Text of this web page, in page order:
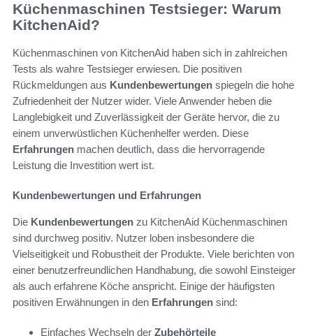
Küchenmaschinen Testsieger: Warum
KitchenAid?
Küchenmaschinen von KitchenAid haben sich in zahlreichen
Tests als wahre Testsieger erwiesen. Die positiven
Rückmeldungen aus Kundenbewertungen spiegeln die hohe
Zufriedenheit der Nutzer wider. Viele Anwender heben die
Langlebigkeit und Zuverlässigkeit der Geräte hervor, die zu
einem unverwüstlichen Küchenhelfer werden. Diese
Erfahrungen machen deutlich, dass die hervorragende
Leistung die Investition wert ist.
Kundenbewertungen und Erfahrungen
Die Kundenbewertungen zu KitchenAid Küchenmaschinen
sind durchweg positiv. Nutzer loben insbesondere die
Vielseitigkeit und Robustheit der Produkte. Viele berichten von
einer benutzerfreundlichen Handhabung, die sowohl Einsteiger
als auch erfahrene Köche anspricht. Einige der häufigsten
positiven Erwähnungen in den Erfahrungen sind:
Einfaches Wechseln der Zubehörteile